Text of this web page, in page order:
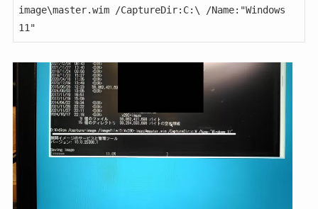
image\master.wim /CaptureDir:C:\ /Name:"Windows
11"